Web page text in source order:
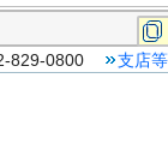
829-0800
支店等